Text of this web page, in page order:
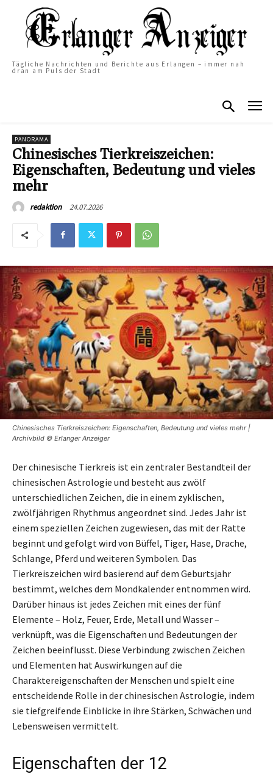
Tägliche Nachrichten und Berichte aus Erlangen – immer nah
dran am Puls der Stadt
PANORAMA
Chinesisches Tierkreiszeichen:
Eigenschaften, Bedeutung und vieles
mehr
redaktion 24.07.2026
Chinesisches Tierkreiszeichen: Eigenschaften, Bedeutung und vieles mehr |
Archivbild © Erlanger Anzeiger
Der chinesische Tierkreis ist ein zentraler Bestandteil der
chinesischen Astrologie und besteht aus zwölf
unterschiedlichen Zeichen, die in einem zyklischen,
zwölfjährigen Rhythmus angeordnet sind. Jedes Jahr ist
einem speziellen Zeichen zugewiesen, das mit der Ratte
beginnt und gefolgt wird von Büffel, Tiger, Hase, Drache,
Schlange, Pferd und weiteren Symbolen. Das
Tierkreiszeichen wird basierend auf dem Geburtsjahr
bestimmt, welches dem Mondkalender entnommen wird.
Darüber hinaus ist jedes Zeichen mit eines der fünf
Elemente – Holz, Feuer, Erde, Metall und Wasser –
verknüpft, was die Eigenschaften und Bedeutungen der
Zeichen beeinflusst. Diese Verbindung zwischen Zeichen
und Elementen hat Auswirkungen auf die
Charaktereigenschaften der Menschen und spielt eine
entscheidende Rolle in der chinesischen Astrologie, indem
sie tiefgreifende Einblicke in ihre Stärken, Schwächen und
Lebensweisen vermittelt.
Eigenschaften der 12